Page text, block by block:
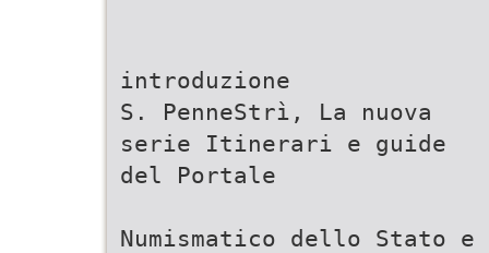
introduzione
S. PenneStrì, La nuova
serie Itinerari e guide
del Portale
Numismatico dello Stato e